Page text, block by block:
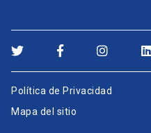
Política de Privacidad
Mapa del sitio